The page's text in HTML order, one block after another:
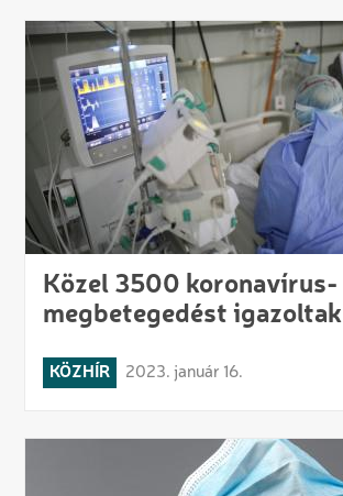
Közel 3500 koronavírus-
megbetegedést igazoltak
KÖZHÍR 2023. január 16.